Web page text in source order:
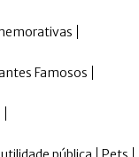
Famosos